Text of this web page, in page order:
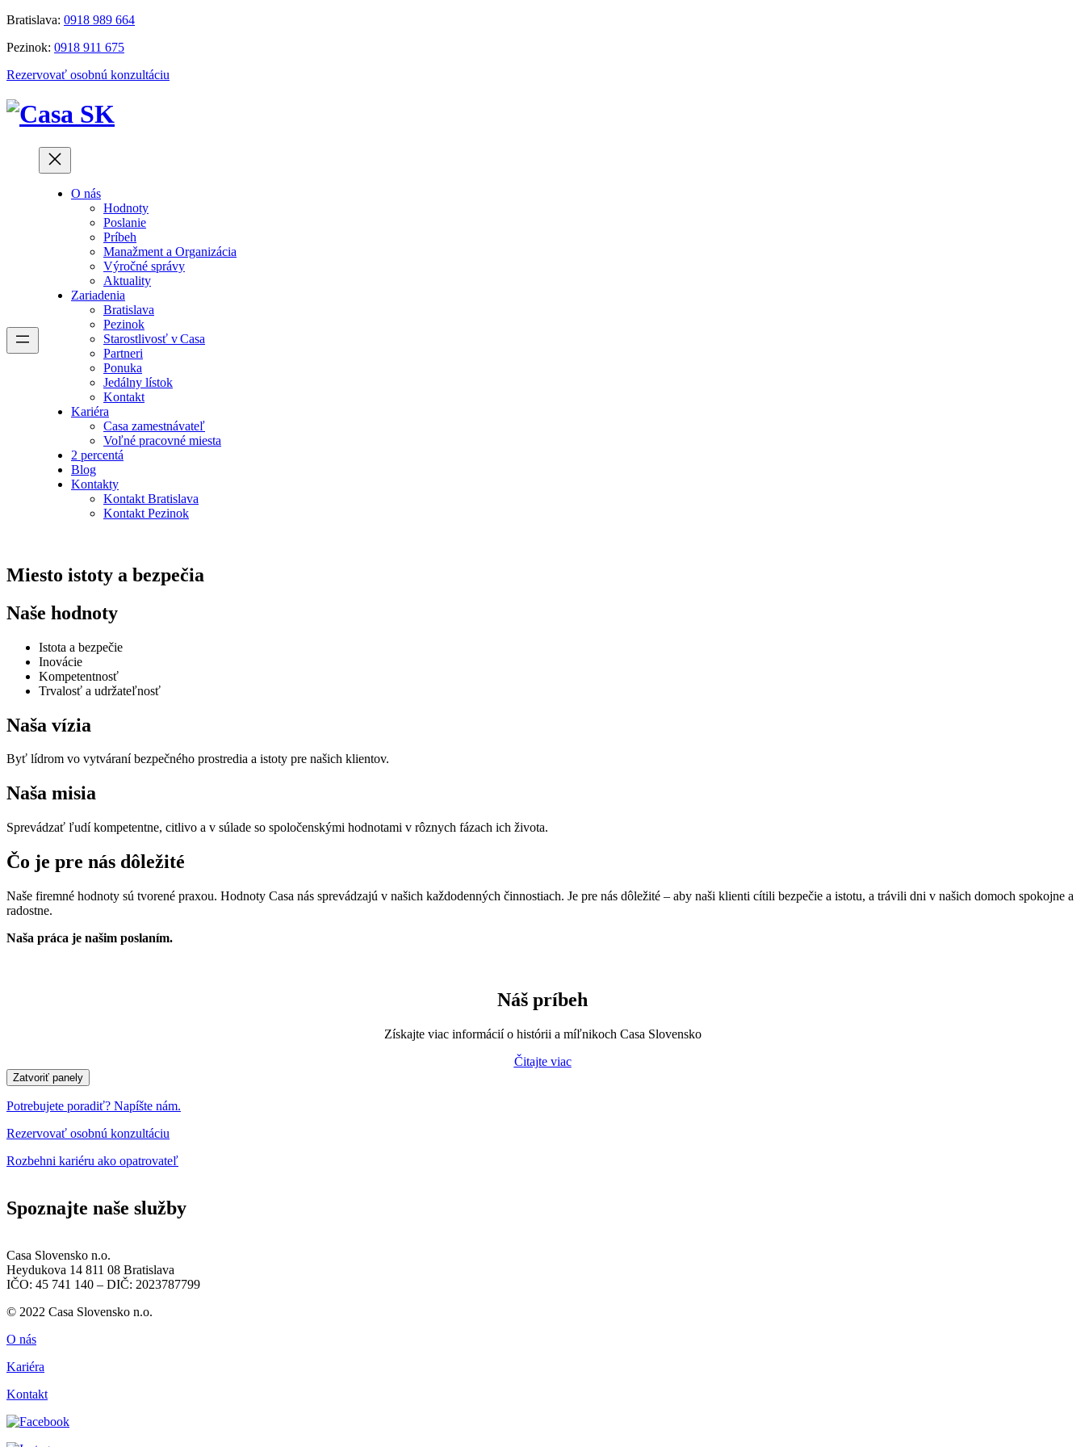
Prejsť
obsah
Bratislava: 0918 989 664
Pezinok: 0918 911 675
Rezervovať osobnú konzultáciu
O nás
Hodnoty
Poslanie
Príbeh
Manažment a Organizácia
Výročné správy
Aktuality
Zariadenia
Bratislava
Pezinok
Starostlivosť v Casa
Partneri
Ponuka
Jedálny lístok
Kontakt
Kariéra
Casa zamestnávateľ
Voľné pracovné miesta
2 percentá
Blog
Kontakty
Kontakt Bratislava
Kontakt Pezinok
Miesto istoty a bezpečia
Naše hodnoty
Istota a bezpečie
Inovácie
Kompetentnosť
Trvalosť a udržateľnosť
Naša vízia
Byť lídrom vo vytváraní bezpečného prostredia a istoty pre našich klientov.
Naša misia
Sprevádzať ľudí kompetentne, citlivo a v súlade so spoločenskými hodnotami v rôznych fázach ich života.
Čo je pre nás dôležité
Naše firemné hodnoty sú tvorené praxou. Hodnoty Casa nás sprevádzajú v našich každodenných činnostiach. Je pre nás dôležité – aby naši klienti cítili bezpečie a istotu, a trávili dni v našich domoch spokojne a
radostne.
Naša práca je našim poslaním.
Náš príbeh
Získajte viac informácií o histórii a míľnikoch Casa Slovensko
Čitajte viac
Zatvoriť panely
Potrebujete poradiť? Napíšte nám.
Rezervovať osobnú konzultáciu
Rozbehni kariéru ako opatrovateľ
Spoznajte naše služby
Casa Slovensko n.o.
Heydukova 14 811 08 Bratislava
IČO: 45 741 140 – DIČ: 2023787799
© 2022 Casa Slovensko n.o.
O nás
Kariéra
Kontakt